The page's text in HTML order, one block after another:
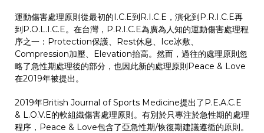
運動傷害處理原則從最初的I.C.E到R.I.C.E，演化到P.R.I.C.E再
到P.O.L.I.C.E。在台灣，P.R.I.C.E為廣為人知的運動傷害處理程
序之一：Protection保護、Rest休息、Ice冰敷、
Compression加壓、Elevation抬高。然而，過往的處理原則忽
略了急性期處理後的部分，也因此新的處理原則Peace & Love
在2019年被提出。
2019年British Journal of Sports Medicine提出了P.E.A.C.E
& L.O.V.E的軟組織傷害處理原則。有別於只專注於急性期的處理
程序，Peace & Love包含了亞急性期/恢復期建議遵循的原則。